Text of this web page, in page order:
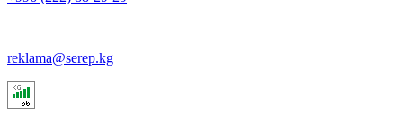
reklama@serep.kg